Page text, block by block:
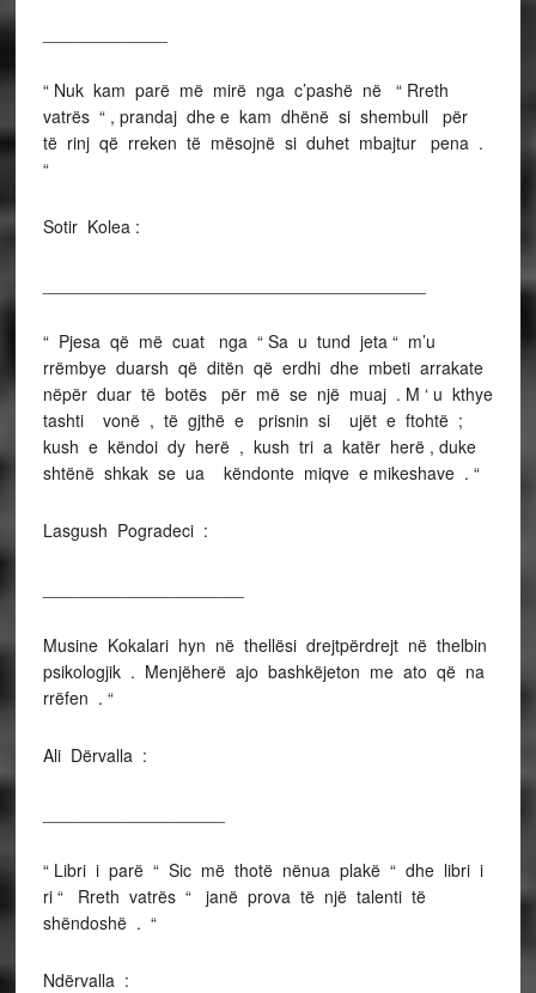
“ Nuk kam parë më mirë nga c’pashë në “ Rreth
vatrës “ , prandaj dhe e kam dhënë si shembull për
të rinj që rreken të mësojnë si duhet mbajtur pena .
“
Sotir Kolea :
“ Pjesa që më cuat nga “ Sa u tund jeta “ m’u
rrëmbye duarsh që ditën që erdhi dhe mbeti arrakate
nëpër duar të botës për më se një muaj . M ‘ u kthye
tashti vonë , të gjthë e prisnin si ujët e ftohtë ;
kush e këndoi dy herë , kush tri a katër herë , duke
shtënë shkak se ua këndonte miqve e mikeshave . “
Lasgush Pogradeci :
Musine Kokalari hyn në thellësi drejtpërdrejt në thelbin
psikologjik . Menjëherë ajo bashkëjeton me ato që na
rrëfen . “
Ali Dërvalla :
“ Libri i parë “ Sic më thotë nënua plakë “ dhe libri i
ri “ Rreth vatrës “ janë prova të një talenti të
shëndoshë . “
Ndërvalla :